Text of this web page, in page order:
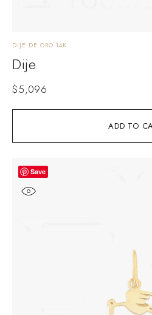
ADD TO
DIJE DE ORO 14K
Dije
$5,096
Save